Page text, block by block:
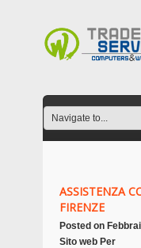
ASSISTENZA
FIRENZE
Posted on
Sito web Per